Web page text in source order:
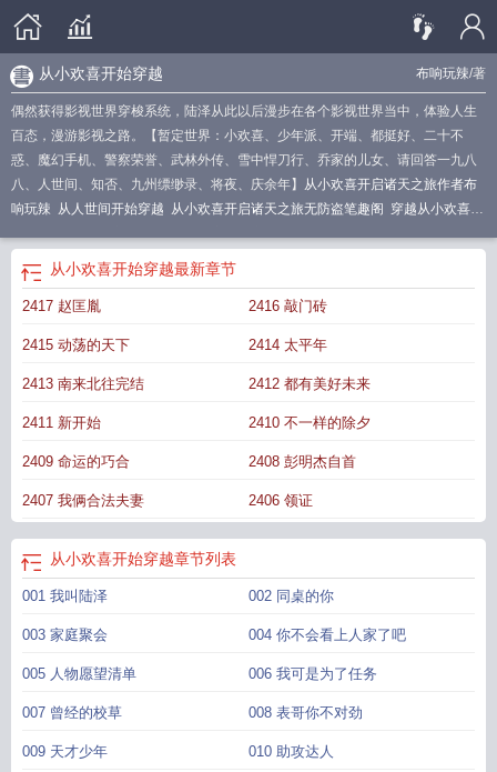
布响玩辣/著
从小欢喜开始穿越
偶然获得影视世界穿梭系统，陆泽从此以后漫步在各个影视世界当中，体验人生
百态，漫游影视之路。【暂定世界：小欢喜、少年派、开端、都挺好、二十不
惑、魔幻手机、警察荣誉、武林外传、雪中悍刀行、乔家的儿女、请回答一九八
八、人世间、知否、九州缥缈录、将夜、庆余年】 从小欢喜开启诸天之旅作者布
响玩辣 从人世间开始穿越 从小欢喜开启诸天之旅无防盗笔趣阁 穿越从小欢喜开
从小欢喜开启诸天之旅 布响玩辣 从小欢喜开启诸天之旅免费读
启诸天之旅无错版
版国剧系列从小欢喜开始 国剧系列从小欢喜开始全本免费
启诸天之旅无防盗 从小欢喜开启诸天之旅 第989章
国剧系列从小欢喜开始免
费国产剧从小欢喜开始 诸天从小欢喜开始 诸天从小欢喜当爹开始
小欢喜开启诸天之旅免费阅读
从小欢喜开始穿越的诸天从四合院启航
开始签到 穿越从小欢喜 从小欢喜开始的都市生活从小欢喜开启诸天之旅起点
从小欢喜开始穿越最新章节
2417 赵匡胤 2416 敲门砖
2415 动荡的天下 2414 太平年
2413 南来北往完结 2412 都有美好未来
2411 新开始 2410 不一样的除夕
2409 命运的巧合 2408 彭明杰自首
2407 我俩合法夫妻 2406 领证
从小欢喜开始穿越章节列表
001 我叫陆泽 002 同桌的你
003 家庭聚会 004 你不会看上人家了吧
005 人物愿望清单 006 我可是为了任务
007 曾经的校草 008 表哥你不对劲
009 天才少年 010 助攻达人